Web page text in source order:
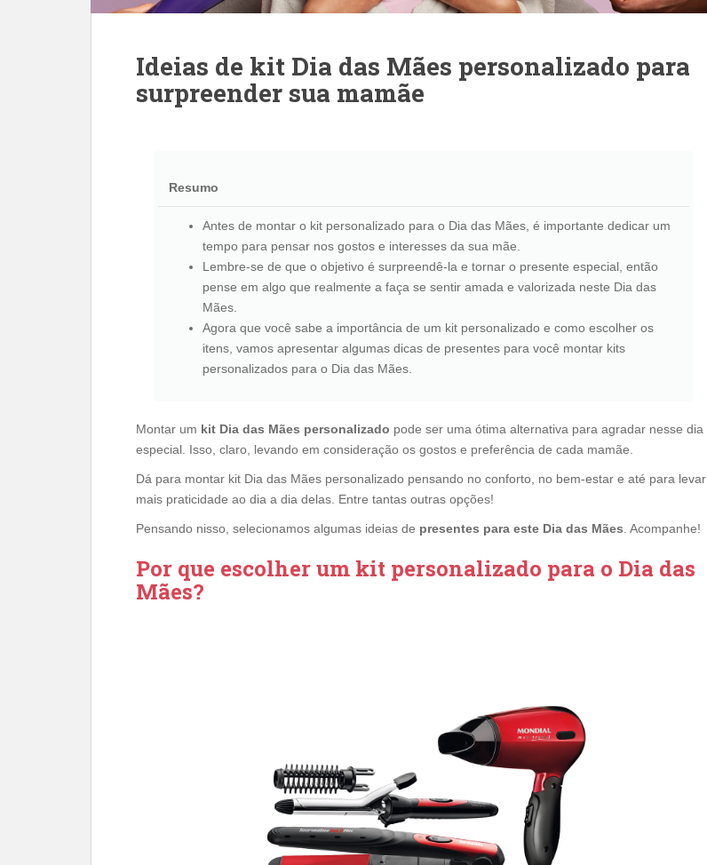
Ideias de kit Dia das Mães personalizado para
surpreender sua mamãe
Resumo
Antes de montar o kit personalizado para o Dia das Mães, é importante dedicar um
tempo para pensar nos gostos e interesses da sua mãe.
Lembre-se de que o objetivo é surpreendê-la e tornar o presente especial, então
pense em algo que realmente a faça se sentir amada e valorizada neste Dia das
Mães.
Agora que você sabe a importância de um kit personalizado e como escolher os
itens, vamos apresentar algumas dicas de presentes para você montar kits
personalizados para o Dia das Mães.
Montar um kit Dia das Mães personalizado pode ser uma ótima alternativa para agradar nesse dia
especial. Isso, claro, levando em consideração os gostos e preferência de cada mamãe.
Dá para montar kit Dia das Mães personalizado pensando no conforto, no bem-estar e até para levar
mais praticidade ao dia a dia delas. Entre tantas outras opções!
Pensando nisso, selecionamos algumas ideias de presentes para este Dia das Mães . Acompanhe!
Por que escolher um kit personalizado para o Dia das
Mães?